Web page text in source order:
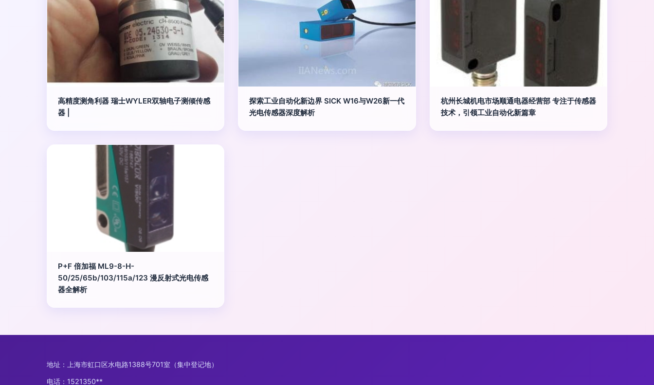
高精度测角利器 瑞士WYLER双轴电子测倾传感
器 |
探索工业自动化新边界 SICK W16与W26新一代
光电传感器深度解析
杭州长城机电市场顺通电器经营部 专注于传感器
技术，引领工业自动化新篇章
P+F 倍加福 ML9-8-H-
50/25/65b/103/115a/123 漫反射式光电传感
器全解析
地址：上海市虹口区水电路1388号701室（集中登记地）
电话：1521350**